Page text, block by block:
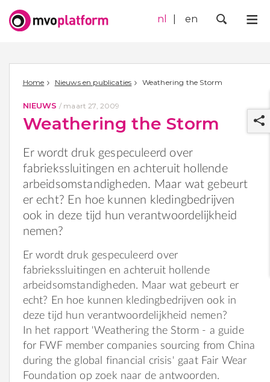
nl en
Home Nieuws en publicaties Weathering the Storm
NIEUWS / maart 27, 2009
Weathering the Storm
Er wordt druk gespeculeerd over
fabriekssluitingen en achteruit hollende
arbeidsomstandigheden. Maar wat gebeurt
er echt? En hoe kunnen kledingbedrijven
ook in deze tijd hun verantwoordelijkheid
nemen?
Er wordt druk gespeculeerd over
fabriekssluitingen en achteruit hollende
arbeidsomstandigheden. Maar wat gebeurt er
echt? En hoe kunnen kledingbedrijven ook in
deze tijd hun verantwoordelijkheid nemen?
In het rapport 'Weathering the Storm - a guide
for FWF member companies sourcing from China
during the global financial crisis' gaat Fair Wear
Foundation op zoek naar de antwoorden.